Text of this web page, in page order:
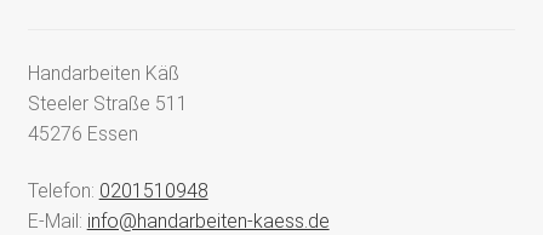
Handarbeiten Käß
Steeler Straße 511
45276 Essen
Telefon: 0201510948
E-Mail: info@handarbeiten-kaess.de